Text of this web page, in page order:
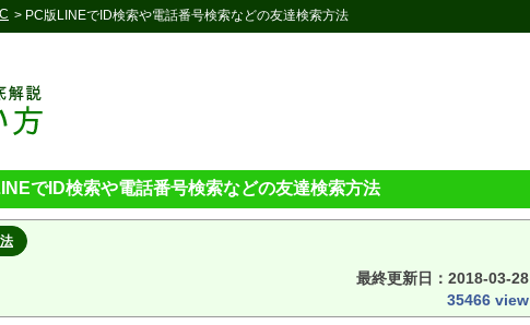
> PC版LINEでID検索や電話番号検索などの友達検索方法
でID検索や電話番号検索などの友達検索方法
最終更新日： 2018-03-28
35466 view